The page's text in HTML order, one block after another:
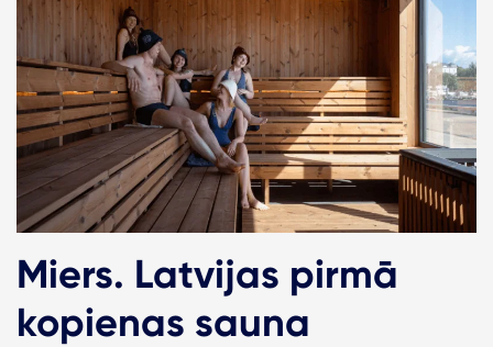
Miers. Latvijas pirmā
kopienas sauna